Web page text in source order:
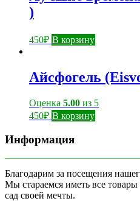
)
450₽ В корзину
Айсфогель
Оценка 5.00 из 5
450₽ В корзину
Информация
Благодарим за посещения
Мы стараемся иметь все
сад своей мечты.